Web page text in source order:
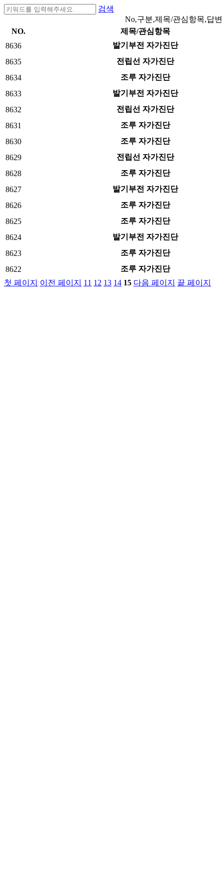
검색
No,구분,제목/관심항목,답
NO.
제목/관심항목
8636
발기부전 자가진단
8635
전립선 자가진단
8634
조루 자가진단
8633
발기부전 자가진단
8632
전립선 자가진단
8631
조루 자가진단
8630
조루 자가진단
8629
전립선 자가진단
8628
조루 자가진단
8627
발기부전 자가진단
8626
조루 자가진단
8625
조루 자가진단
8624
발기부전 자가진단
8623
조루 자가진단
8622
조루 자가진단
첫 페이지
이전 페이지 11 12 13 14 15 다음 페이지 끝 페이지